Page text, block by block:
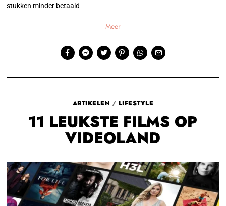
stukken minder betaald
Meer
ARTIKELEN / LIFESTYLE
11 LEUKSTE FILMS OP
VIDEOLAND